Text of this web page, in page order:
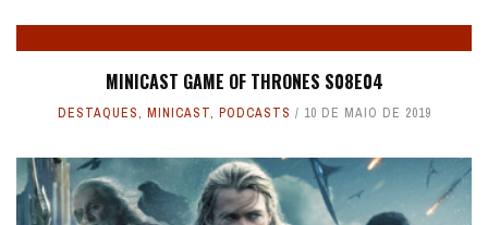
MINICAST GAME OF THRONES S08E04
DESTAQUES, MINICAST, PODCASTS 10 DE MAIO DE 2019